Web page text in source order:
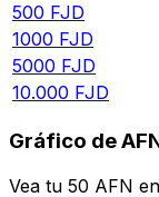
500 FJD
1000 FJD
5000 FJD
10.000 FJD
Gráfico de
Vea tu 50 AFN